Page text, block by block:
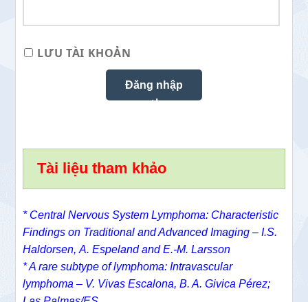
LƯU TÀI KHOẢN
Tài liệu tham khảo
* Central Nervous System Lymphoma: Characteristic
Findings on Traditional and Advanced Imaging –I.S.
Haldorsen,A. EspelandandE.-M. Larsson
* A rare subtype of lymphoma: Intravascular
lymphoma – V. Vivas Escalona, B. A. Givica Pérez;